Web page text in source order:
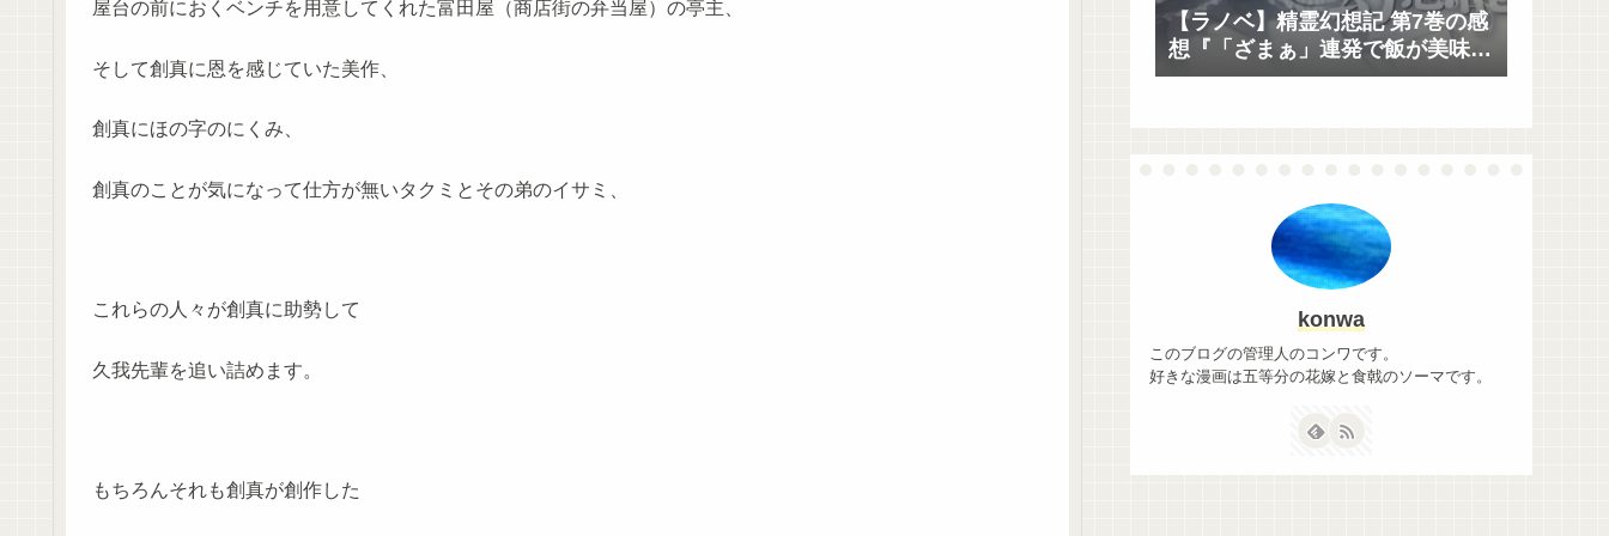
屋台の前におくベンチを用意してくれた富田屋（商店街の弁当屋）の亭主、
そして創真に恩を感じていた美作、
創真にほの字のにくみ、
創真のことが気になって仕方が無いタクミとその弟のイサミ、
これらの人々が創真に助勢して
久我先輩を追い詰めます。
もちろんそれも創真が創作した
【ラノベ】精霊幻想記 第7巻の感
想『「ざまぁ」連発で飯が美味
い』
konwa
このブログの管理人のコンワです。
好きな漫画は五等分の花嫁と食戟のソーマです。